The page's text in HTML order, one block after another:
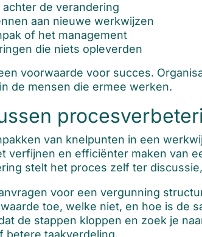
de verandering
aan nieuwe werkwijzen
of het management
die niets opleverden
voorwaarde voor succes.
de mensen die ermee werken.
van knelpunten in een
verfijnen en efficiënter maken van
stelt het proces zelf ter
voor een vergunning
toe, welke niet, en hoe is de
de stappen kloppen en zoek je
betere taakverdeling.